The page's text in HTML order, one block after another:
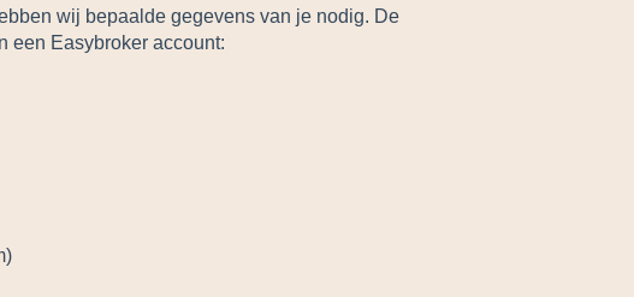
wij bepaalde gegevens van je nodig. De
een Easybroker account: